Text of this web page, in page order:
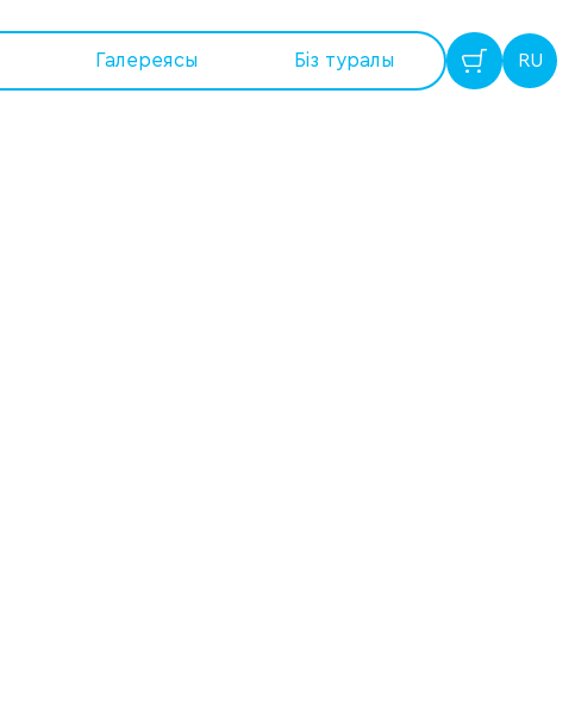
Галереясы Бiз туралы RU